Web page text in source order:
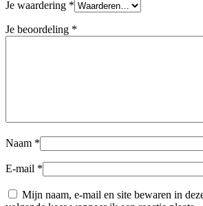
Je waardering *
Je beoordeling *
Naam *
E-mail *
Mijn naam, e-mail en site bewaren in